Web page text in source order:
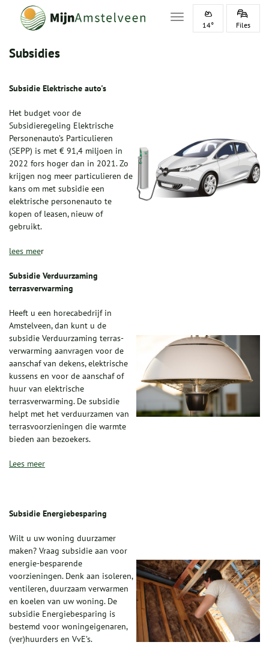
Toggle navigation
14° Files
Subsidies
Subsidie Elektrische auto's
Het budget voor de
Subsidieregeling Elektrische
Personenauto’s Particulieren
(SEPP) is met € 91,4 miljoen in
2022 fors hoger dan in 2021. Zo
krijgen nog meer particulieren de
kans om met subsidie een
elektrische personenauto te
kopen of leasen, nieuw of
gebruikt.
lees meer
Subsidie Verduurzaming
terrasverwarming
Heeft u een horecabedrijf in
Amstelveen, dan kunt u de
subsidie Verduurzaming terras-
verwarming aanvragen voor de
aanschaf van dekens, elektrische
kussens en voor de aanschaf of
huur van elektrische
terrasverwarming. De subsidie
helpt met het verduurzamen van
terrasvoorzieningen die warmte
bieden aan bezoekers.
Lees meer
Subsidie Energiebesparing
Wilt u uw woning duurzamer
maken? Vraag subsidie aan voor
energie-besparende
voorzieningen. Denk aan isoleren,
ventileren, duurzaam verwarmen
en koelen van uw woning. De
subsidie Energiebesparing is
bestemd voor woningeigenaren,
(ver)huurders en VvE’s.